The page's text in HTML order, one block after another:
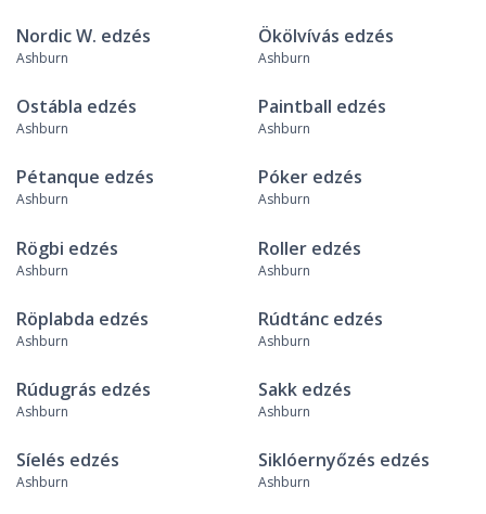
Nordic W. edzés
Ashburn
Ökölvívás edzés
Ashburn
Ostábla edzés
Ashburn
Paintball edzés
Ashburn
Pétanque edzés
Ashburn
Póker edzés
Ashburn
Rögbi edzés
Ashburn
Roller edzés
Ashburn
Röplabda edzés
Ashburn
Rúdtánc edzés
Ashburn
Rúdugrás edzés
Ashburn
Sakk edzés
Ashburn
Síelés edzés
Ashburn
Siklóernyőzés edzés
Ashburn